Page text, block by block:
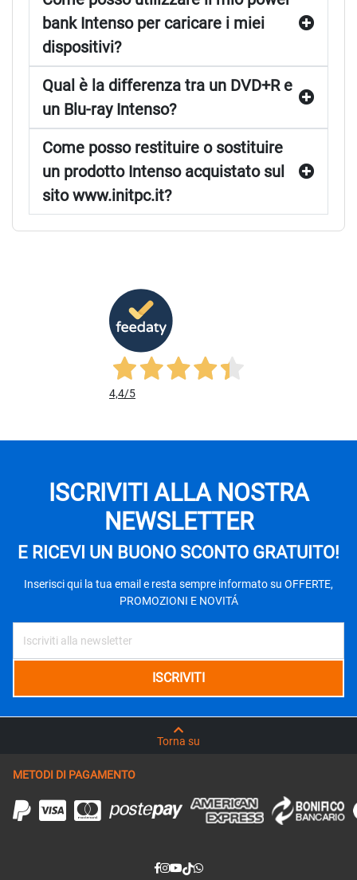
bank Intenso per caricare i miei
dispositivi?
Qual è la differenza tra un DVD+R e
un Blu-ray Intenso?
Come posso restituire o sostituire
un prodotto Intenso acquistato sul
sito www.initpc.it?
4,4/5
ISCRIVITI ALLA NOSTRA
NEWSLETTER
E RICEVI UN BUONO SCONTO GRATUITO!
Inserisci qui la tua email e resta sempre informato su OFFERTE,
PROMOZIONI E NOVITÁ
Torna su
METODI DI PAGAMENTO